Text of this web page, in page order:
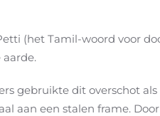
(het Tamil-woord voor
gebruikte dit overschot
aan een stalen frame.